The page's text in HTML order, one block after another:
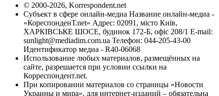
© 2000-2026, Korrespondent.net
Субъект в сфере онлайн-медиа Название онлайн-медиа -
«КореспонденТ.net» Адрес: 02091, місто Київ,
ХАРКІВСЬКЕ ШОСЕ, будинок 172-Б, офіс 208/1 E-mail:
sunlight@mediadim.com.ua Телефон: 044-205-43-00
Идентификатор медиа - R40-06068
Использование любых материалов, размещённых на
сайте, разрешается при условии ссылки на
Корреспондент.net.
При копировании материалов со страницы «Новости
Украины и мира», для интернет-изданий – обязательна